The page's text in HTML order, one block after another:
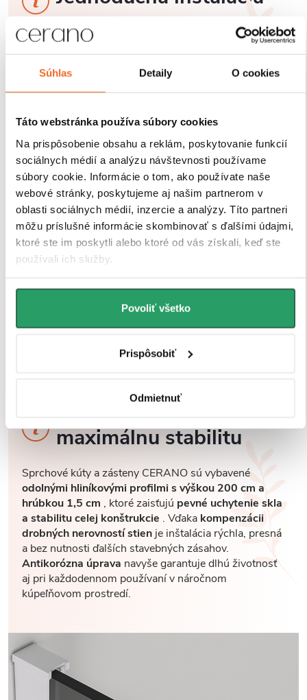
Súhlas Detaily O cookies
Táto webstránka používa súbory cookies
Na prispôsobenie obsahu a reklám, poskytovanie funkcií
sociálnych médií a analýzu návštevnosti používame
súbory cookie. Informácie o tom, ako používate naše
webové stránky, poskytujeme aj našim partnerom v
oblasti sociálnych médií, inzercie a analýzy. Títo partneri
môžu príslušné informácie skombinovať s ďalšími údajmi,
ktoré ste im poskytli alebo ktoré od vás získali, keď ste
používali ich služby.
Povoliť všetko
Prispôsobiť
Odmietnuť
Sprchové kúty a zásteny CERANO sú navrhnuté tak,
aby ich montáž bola čonajjednoduchšia a časovo
úsporná. Vďaka premyslenej konštrukcii,
nastaviteľnými profilmi, ktoré umožňujú vyrovnanie
drobných nerovností stien bez nutnosti ďalších úprav.
maximálnu stabilitu
Sprchové kúty a zásteny CERANO sú vybavené
odolnými hliníkovými profilmi s výškou 200 cm a
hrúbkou 1,5 cm , ktoré zaisťujú pevné uchytenie skla
a stabilitu celej konštrukcie . Vďaka kompenzácii
drobných nerovností stien je inštalácia rýchla, presná
a bez nutnosti ďalších stavebných zásahov.
Antikorózna úprava navyše garantuje dlhú životnosť
aj pri každodennom používaní v náročnom
kúpeľňovom prostredí.